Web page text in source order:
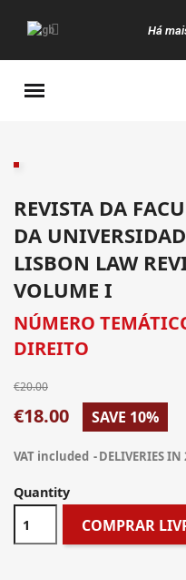
Há
REVISTA DA
DA
LISBON LAW
VOLUME I
NÚMERO
DIREITO
€20.00
€18.00 SAVE 10%
VAT included DELIVERIES IN
Quantity
COMPRAR